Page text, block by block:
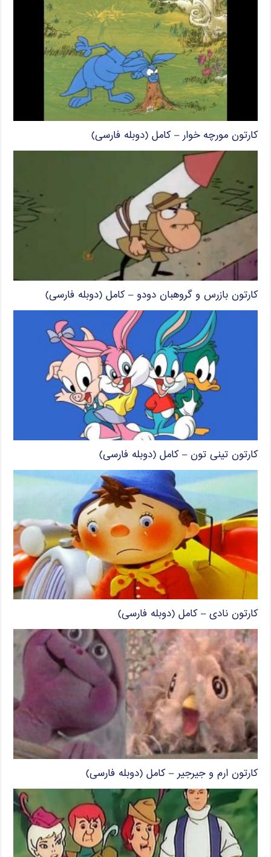
کارتون مورچه خوار – کامل (دوبله فارسی)
کارتون بازرس و گروهبان دودو – کامل (دوبله فارسی)
کارتون تینی تون – کامل (دوبله فارسی)
کارتون نادی – کامل (دوبله فارسی)
کارتون ارم و جیرجیر – کامل (دوبله فارسی)